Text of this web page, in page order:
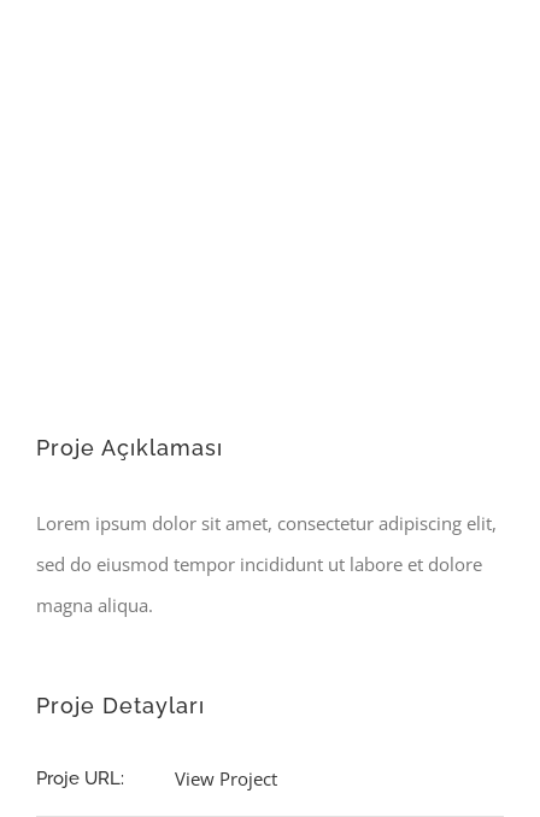
Proje Açıklaması
Lorem ipsum dolor sit amet, consectetur adipiscing elit,
sed do eiusmod tempor incididunt ut labore et dolore
magna aliqua.
Proje Detayları
Proje URL: View Project